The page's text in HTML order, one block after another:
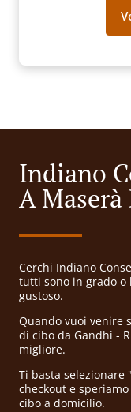
Indiano
A
Cerchi Indiano
tutti sono in grado
gustoso.
Quando vuoi venire
di cibo da Gandhi -
migliore.
Ti basta selezionare
checkout e
cibo a domicilio.